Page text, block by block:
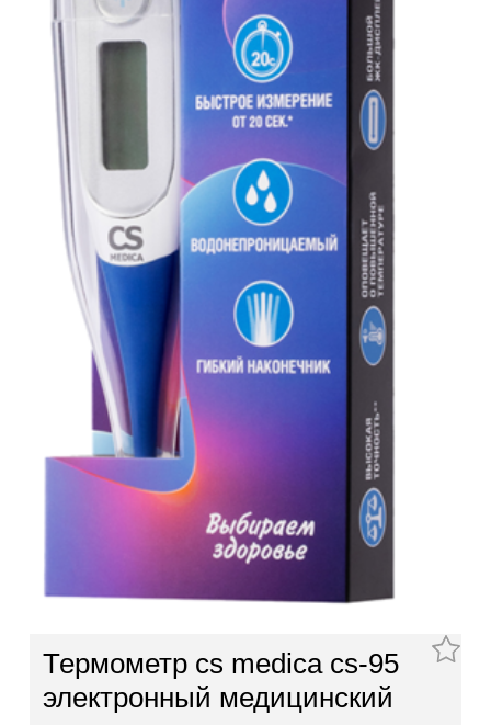
Термометр cs medica cs-95
электронный медицинский